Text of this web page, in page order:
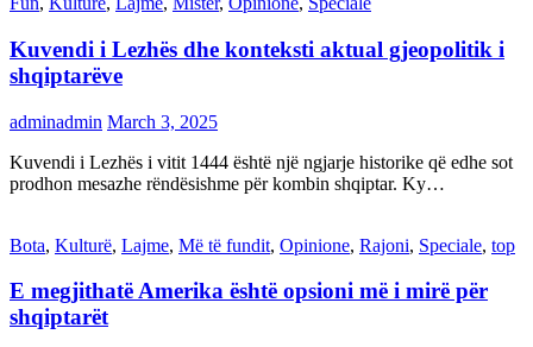
Kuvendi i Lezhës dhe konteksti aktual gjeopolitik i
shqiptarëve
adminadmin March 3, 2025
Kuvendi i Lezhës i vitit 1444 është një ngjarje historike që edhe sot
prodhon mesazhe rëndësishme për kombin shqiptar. Ky…
Bota, Kulturë, Lajme, Më të fundit, Opinione, Rajoni, Speciale, top
E megjithatë Amerika është opsioni më i mirë për
shqiptarët